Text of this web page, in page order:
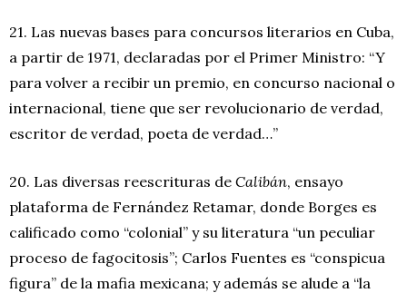
21. Las nuevas bases para concursos literarios en Cuba,
a partir de 1971, declaradas por el Primer Ministro: “Y
para volver a recibir un premio, en concurso nacional o
internacional, tiene que ser revolucionario de verdad,
escritor de verdad, poeta de verdad…”
20. Las diversas reescrituras de Calibán, ensayo
plataforma de Fernández Retamar, donde Borges es
calificado como “colonial” y su literatura “un peculiar
proceso de fagocitosis”; Carlos Fuentes es “conspicua
figura” de la mafia mexicana; y además se alude a “la